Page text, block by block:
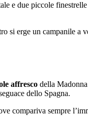
e due piccole
erge un campanile a
affresco della
dello Spagna.
compariva sempre